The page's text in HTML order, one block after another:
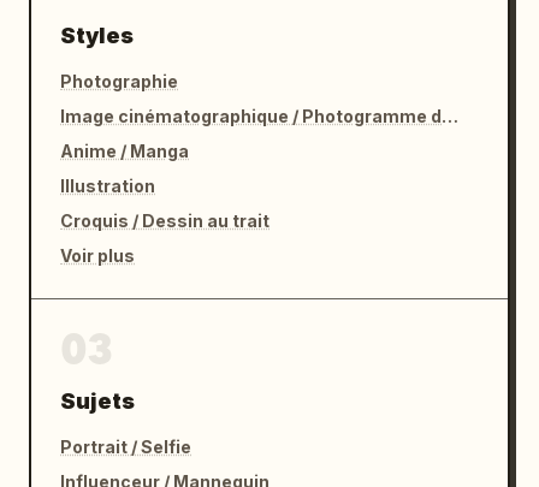
Styles
Photographie
Image cinématographique / Photogramme de film
Anime / Manga
Illustration
Croquis / Dessin au trait
Voir plus
Sujets
Portrait / Selfie
Influenceur / Mannequin